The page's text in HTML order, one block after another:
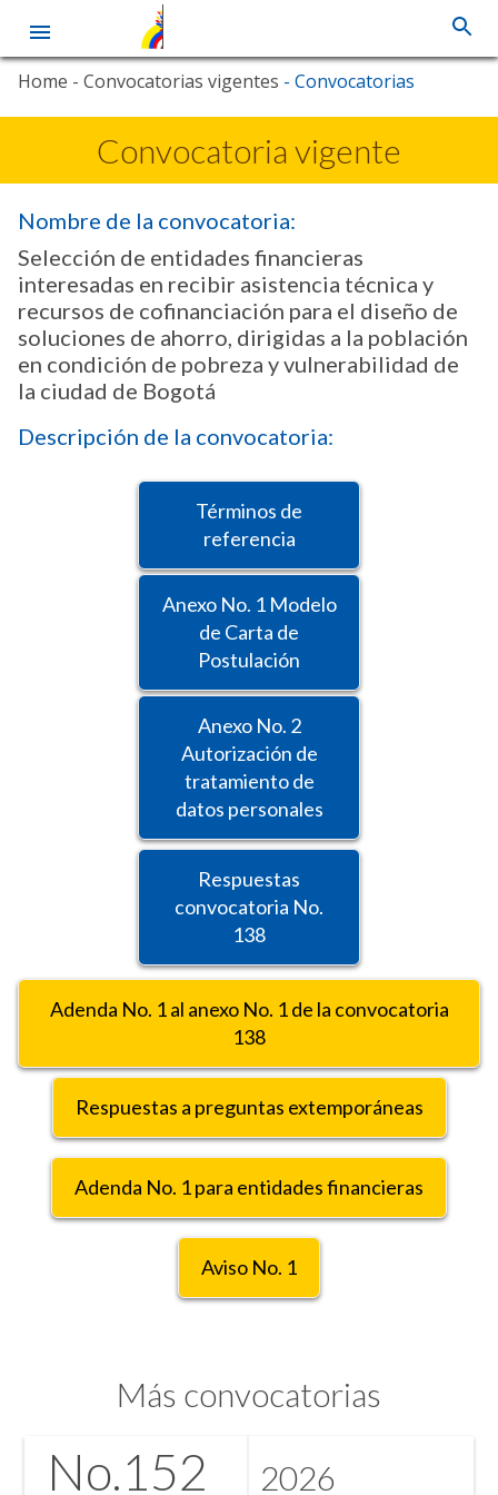
Skip
main
Home - Convocatorias vigentes - Convocatorias
Convocatoria vigente
Nombre de la convocatoria:
Selección de entidades financieras
interesadas en recibir asistencia técnica y
recursos de cofinanciación para el diseño de
soluciones de ahorro, dirigidas a la población
en condición de pobreza y vulnerabilidad de
la ciudad de Bogotá
Descripción de la convocatoria:
Términos de
referencia
Anexo No. 1 Modelo
de Carta de
Postulación
Anexo No. 2
Autorización de
tratamiento de
datos personales
Respuestas
convocatoria No.
138
Adenda No. 1 al anexo No. 1 de la convocatoria
138
Respuestas a preguntas extemporáneas
Adenda No. 1 para entidades financieras
Aviso No. 1
Más convocatorias
No.152 2026